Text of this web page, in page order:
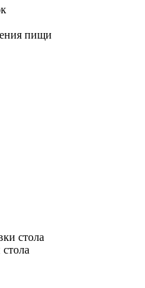
пищи
стола